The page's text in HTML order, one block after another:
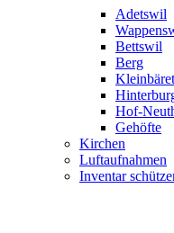
Adetswil
Bettswil
Berg
Hof-
Gehöfte
Kirchen
Luftaufnahmen
Inventar